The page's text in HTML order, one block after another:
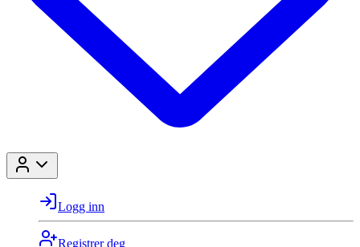
Logg inn
Registrer deg